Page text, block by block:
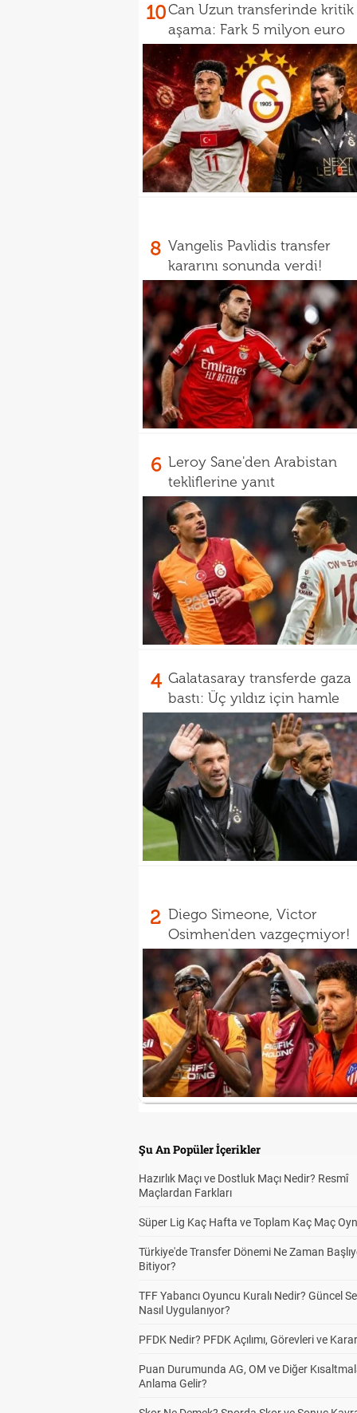
10Can Uzun transferinde kritik
aşama: Fark 5 milyon euro
8 Vangelis Pavlidis transfer
kararını sonunda verdi!
6 Leroy Sane'den Arabistan
tekliflerine yanıt
4 Galatasaray transferde gaza
bastı: Üç yıldız için hamle
2 Diego Simeone, Victor
Osimhen'den vazgeçmiyor!
Şu An Popüler İçerikler
Hazırlık Maçı ve Dostluk Maçı Nedir? Resmî
Maçlardan Farkları
Süper Lig Kaç Hafta ve Toplam Kaç Maç
Türkiye'de Transfer Dönemi Ne Zaman
Bitiyor?
TFF Yabancı Oyuncu Kuralı Nedir? Güncel
Nasıl Uygulanıyor?
PFDK Nedir? PFDK Açılımı, Görevleri ve
Puan Durumunda AG, OM ve Diğer
Anlama Gelir?